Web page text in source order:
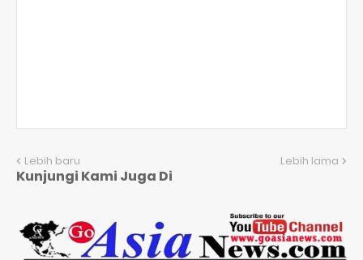
Lebih baru Lebih lama
Kunjungi Kami Juga Di